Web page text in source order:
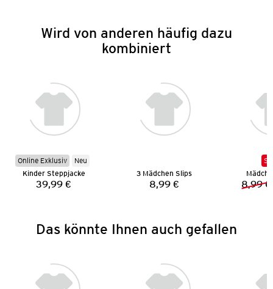
Wird von anderen häufig dazu
kombiniert
Online Exklusiv
Neu
Kinder Steppjacke
Preis:
39,99 €
3 Mädchen Slips
Preis:
8,99 € 8,99 €
Das könnte Ihnen auch gefallen